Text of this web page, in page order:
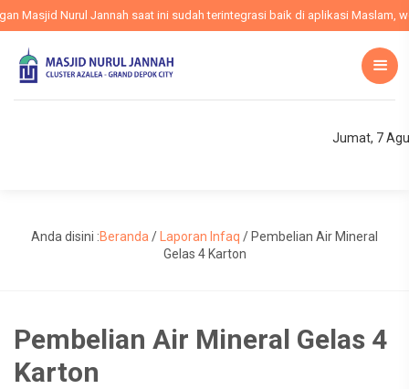
Masjid Nurul Jannah saat ini sudah terintegrasi baik di aplikasi Maslam,
Jumat, 7
Anda disini :Beranda / Laporan Infaq / Pembelian Air Mineral
Gelas 4 Karton
Pembelian Air Mineral Gelas 4
Karton